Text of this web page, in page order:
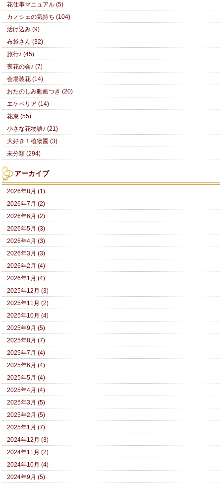
花仕事マニュアル (5)
カノシェの気持ち (104)
活け込み (9)
布袋さん (32)
旅行♪ (45)
夜花の会♪ (7)
会場装花 (14)
おたのしみ動画つき (20)
エケベリア (14)
花束 (55)
小さな花物語♪ (21)
大好き！植物園 (3)
未分類 (294)
アーカイブ
2026年8月 (1)
2026年7月 (2)
2026年6月 (2)
2026年5月 (3)
2026年4月 (3)
2026年3月 (3)
2026年2月 (4)
2026年1月 (4)
2025年12月 (3)
2025年11月 (2)
2025年10月 (4)
2025年9月 (5)
2025年8月 (7)
2025年7月 (4)
2025年6月 (4)
2025年5月 (4)
2025年4月 (4)
2025年3月 (5)
2025年2月 (5)
2025年1月 (7)
2024年12月 (3)
2024年11月 (2)
2024年10月 (4)
2024年9月 (5)